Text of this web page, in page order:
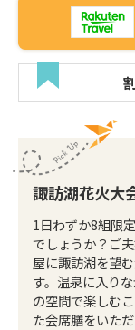
諏訪湖花火大
1日わずか8組限
でしょうか？ご
屋に諏訪湖を望
す。温泉に入り
の空間で楽しむ
た会席膳をいた